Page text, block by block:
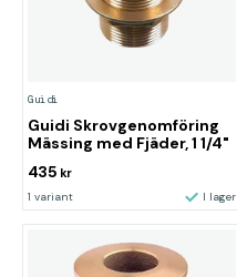
Guidi
Guidi Skrovgenomföring
Mässing med Fjäder, 1 1/4"
435 kr
1 variant I lager